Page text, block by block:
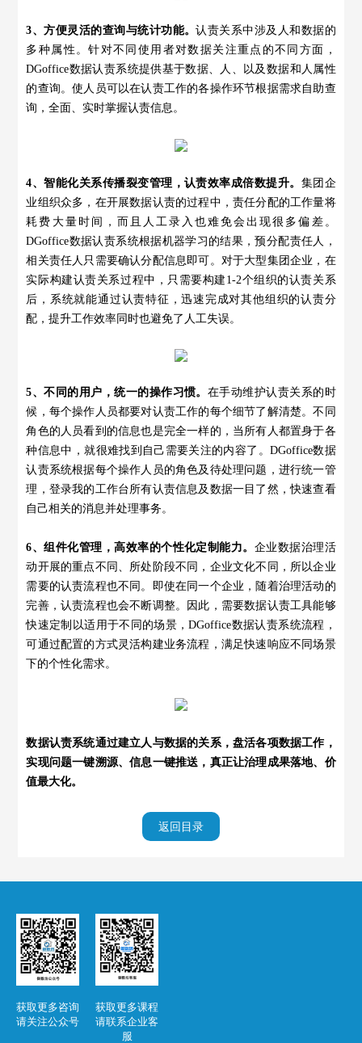
3、方便灵活的查询与统计功能。认责关系中涉及人和数据的
多种属性。针对不同使用者对数据关注重点的不同方面，
DGoffice数据认责系统提供基于数据、人、以及数据和人属性
的查询。使人员可以在认责工作的各操作环节根据需求自助查
询，全面、实时掌握认责信息。
4、智能化关系传播裂变管理，认责效率成倍数提升。 集团企
业组织众多，在开展数据认责的过程中，责任分配的工作量将
耗费大量时间，而且人工录入也难免会出现很多偏差。
DGoffice数据认责系统根据机器学习的结果，预分配责任人，
相关责任人只需要确认分配信息即可。对于大型集团企业，在
实际构建认责关系过程中，只需要构建1-2个组织的认责关系
后，系统就能通过认责特征，迅速完成对其他组织的认责分
配，提升工作效率同时也避免了人工失误。
5、不同的用户，统一的操作习惯。 在手动维护认责关系的时
候，每个操作人员都要对认责工作的每个细节了解清楚。不同
角色的人员看到的信息也是完全一样的，当所有人都置身于各
种信息中，就很难找到自己需要关注的内容了。DGoffice数据
认责系统根据每个操作人员的角色及待处理问题，进行统一管
理，登录我的工作台所有认责信息及数据一目了然，快速查看
自己相关的消息并处理事务。
6、组件化管理，高效率的个性化定制能力。 企业数据治理活
动开展的重点不同、所处阶段不同，企业文化不同，所以企业
需要的认责流程也不同。即使在同一个企业，随着治理活动的
完善，认责流程也会不断调整。因此，需要数据认责工具能够
快速定制以适用于不同的场景，DGoffice数据认责系统流程，
可通过配置的方式灵活构建业务流程，满足快速响应不同场景
下的个性化需求。
数据认责系统通过建立人与数据的关系，盘活各项数据工作，
实现问题一键溯源、信息一键推送，真正让治理成果落地、价
值最大化。
返回目录
获取更多咨询
请关注公众号
获取更多课程
请联系企业客
服